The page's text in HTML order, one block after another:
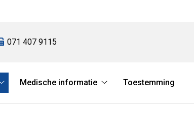
Fax:
071 407 9115
Online
services
Medische informatie
informatie
Toestemming